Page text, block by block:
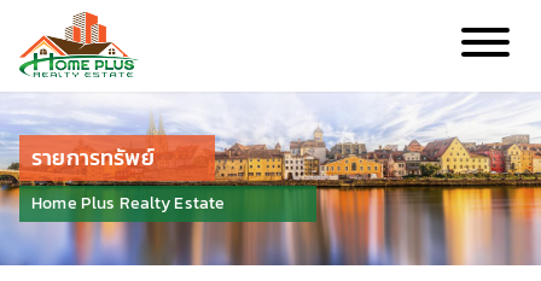
รายการทรัพย์
Home Plus Realty Estate